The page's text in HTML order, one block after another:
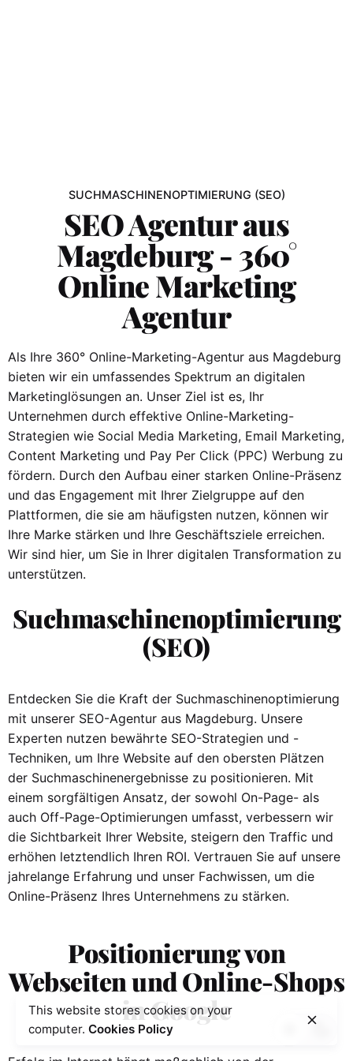
SUCHMASCHINENOPTIMIERUNG (SEO)
SEO Agentur aus
Magdeburg - 360°
Online Marketing
Agentur
Als Ihre 360° Online-Marketing-Agentur aus Magdeburg
bieten wir ein umfassendes Spektrum an digitalen
Marketinglösungen an. Unser Ziel ist es, Ihr
Unternehmen durch effektive Online-Marketing-
Strategien wie Social Media Marketing, Email Marketing,
Content Marketing und Pay Per Click (PPC) Werbung zu
fördern. Durch den Aufbau einer starken Online-Präsenz
und das Engagement mit Ihrer Zielgruppe auf den
Plattformen, die sie am häufigsten nutzen, können wir
Ihre Marke stärken und Ihre Geschäftsziele erreichen.
Wir sind hier, um Sie in Ihrer digitalen Transformation zu
unterstützen.
Suchmaschinenoptimierung
(SEO)
Entdecken Sie die Kraft der Suchmaschinenoptimierung
mit unserer SEO-Agentur aus Magdeburg. Unsere
Experten nutzen bewährte SEO-Strategien und -
Techniken, um Ihre Website auf den obersten Plätzen
der Suchmaschinenergebnisse zu positionieren. Mit
einem sorgfältigen Ansatz, der sowohl On-Page- als
auch Off-Page-Optimierungen umfasst, verbessern wir
die Sichtbarkeit Ihrer Website, steigern den Traffic und
erhöhen letztendlich Ihren ROI. Vertrauen Sie auf unsere
jahrelange Erfahrung und unser Fachwissen, um die
Online-Präsenz Ihres Unternehmens zu stärken.
Positionierung von
Webseiten und Online-Shops
in Google
This website stores cookies on your
computer. Cookies Policy